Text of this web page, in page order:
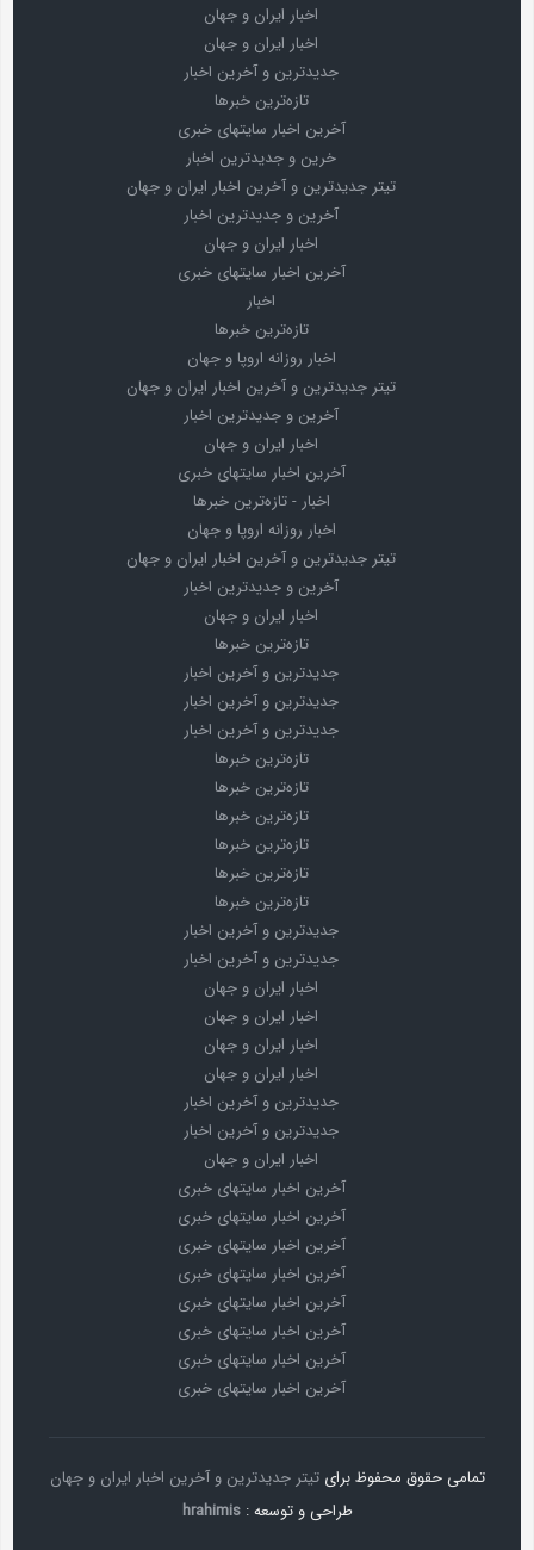
اخبار ایران و جهان
اخبار ایران و جهان
جدیدترین و آخرین اخبار
تازه‌ترین خبرها
آخرین اخبار سایتهای خبری
خرین و جدیدترین اخبار
تیتر جدیدترین و آخرین اخبار ایران و جهان
آخرین و جدیدترین اخبار
اخبار ایران و جهان
آخرین اخبار سایتهای خبری
اخبار
تازه‌ترین خبرها
اخبار روزانه اروپا و جهان
تیتر جدیدترین و آخرین اخبار ایران و جهان
آخرین و جدیدترین اخبار
اخبار ایران و جهان
آخرین اخبار سایتهای خبری
اخبار - تازه‌ترین خبرها
اخبار روزانه اروپا و جهان
تیتر جدیدترین و آخرین اخبار ایران و جهان
آخرین و جدیدترین اخبار
اخبار ایران و جهان
تازه‌ترین خبرها
جدیدترین و آخرین اخبار
جدیدترین و آخرین اخبار
جدیدترین و آخرین اخبار
تازه‌ترین خبرها
تازه‌ترین خبرها
تازه‌ترین خبرها
تازه‌ترین خبرها
تازه‌ترین خبرها
تازه‌ترین خبرها
جدیدترین و آخرین اخبار
جدیدترین و آخرین اخبار
اخبار ایران و جهان
اخبار ایران و جهان
اخبار ایران و جهان
اخبار ایران و جهان
جدیدترین و آخرین اخبار
جدیدترین و آخرین اخبار
اخبار ایران و جهان
آخرین اخبار سایتهای خبری
آخرین اخبار سایتهای خبری
آخرین اخبار سایتهای خبری
آخرین اخبار سایتهای خبری
آخرین اخبار سایتهای خبری
آخرین اخبار سایتهای خبری
آخرین اخبار سایتهای خبری
آخرین اخبار سایتهای خبری
تمامی حقوق محفوظ برای تیتر جدیدترین و آخرین اخبار ایران و جهان
طراحی و توسعه : hrahimis